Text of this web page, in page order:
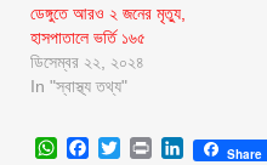
ডেঙ্গুতে আরও ২ জনের মৃত্যু,
হাসপাতালে ভর্তি ১৬৫
ডিসেম্বর ২২, ২০২৪
In "স্বাস্থ্য তথ্য"
WhatsApp
Facebook
Twitter
Print LinkedIn
Share